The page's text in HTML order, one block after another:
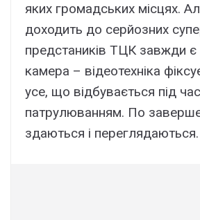
яких громадських місцях.
доходить до серйозних
предстаників ТЦК завжди є
камера – відеотехніка
усе, що відбувається під час
патрулюванням. По
здаються і переглядаються.